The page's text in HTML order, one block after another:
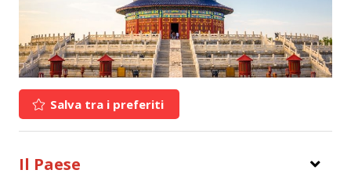
Salva tra i preferiti
Il Paese